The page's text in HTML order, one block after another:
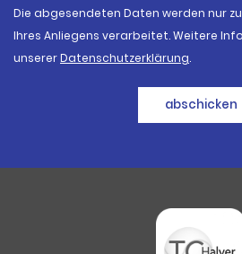
Die abgesendeten Daten werden nur
Ihres Anliegens verarbeitet. Weitere
unsererDatenschutzerklärung.
abschicken